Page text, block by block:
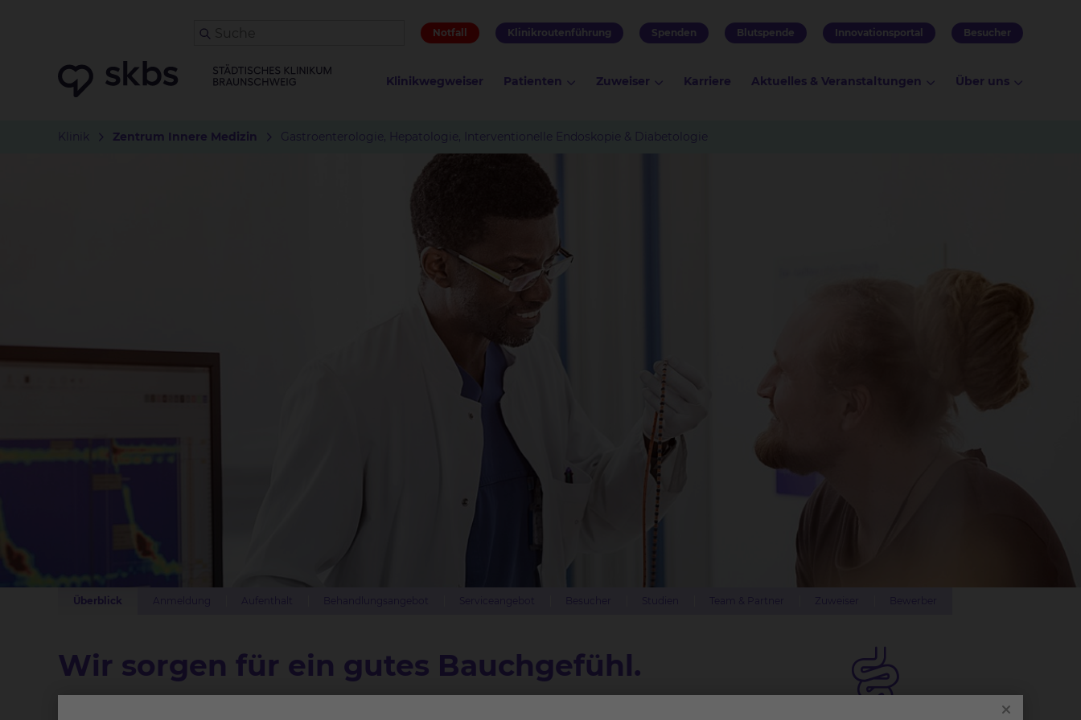
Notfall Klinikroutenführung Spenden Blutspende Innovationsportal Besucher
Klinikwegweiser Patienten Zuweiser Karriere Aktuelles & Veranstaltungen Über uns
Klinik Zentrum Innere Medizin Gastroenterologie, Hepatologie, Interventionelle Endoskopie & Diabetologie
Überblick
Wir sorgen für ein gutes Bauchgefühl.